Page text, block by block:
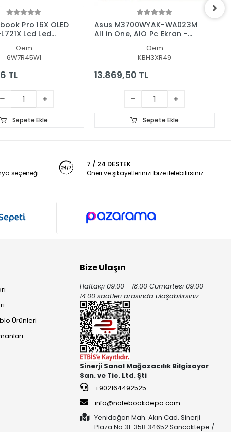
Pro 16X OLED
Lcd Led
Oem
6W7R45WI
TL
Sepete Ekle
Asus M3700WYAK-WA023M
All in One, AIO Pc Ekran -
Oem
KBH3XR49
13.869,50 TL
Sepete Ekle
seçeneği
7 / 24 DESTEK
Öneri ve şikayetlerinizi bize iletebilirsiniz.
Ürünleri
Bize Ulaşın
Haftaiçi 09:00 - 18:00 Cumartesi 09:00 -
14:00 saatleri arasında ulaşabilirsiniz.
Sinerji Sanal Mağazacılık Bilgisayar
San. ve Tic. Ltd. Şti
+902164492525
info@notebookdepo.com
Yenidoğan Mah. Akın Cad. Sinerji
Plaza No:31-35B 34652 Sancaktepe /